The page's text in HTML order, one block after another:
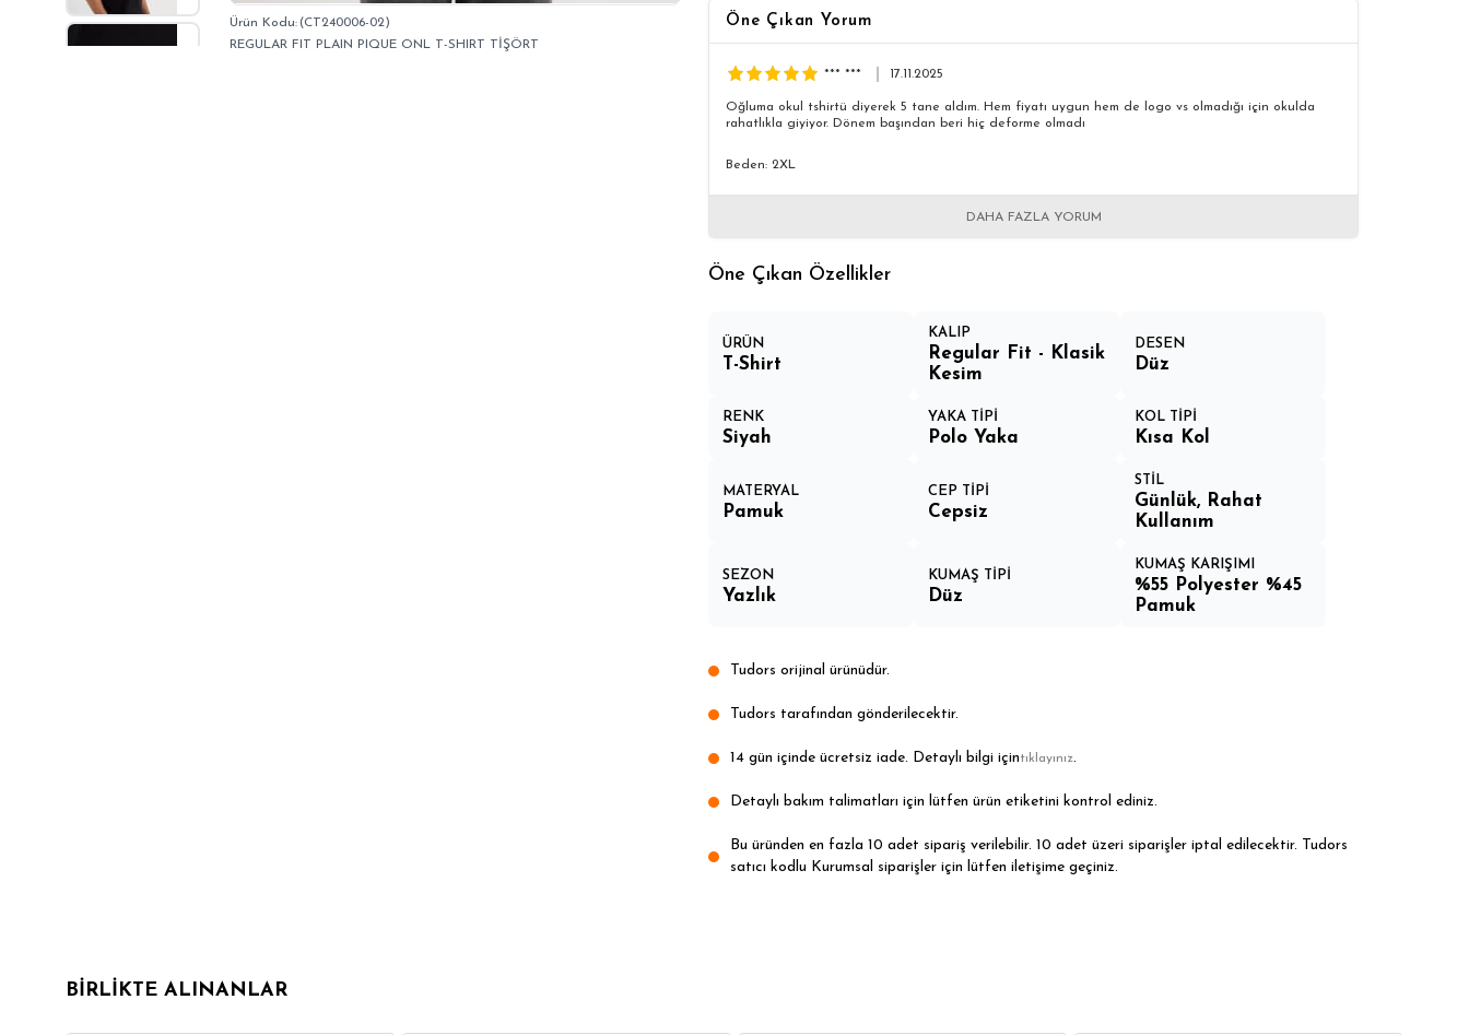
(CT240006-02)
REGULAR FIT PLAIN PIQUE ONL T-SHIRT TİŞÖRT
Öne Çıkan Yorum
*** *** 17.11.2025
Oğluma okul tshirtü diyerek 5 tane aldım. Hem fiyatı uygun hem de logo vs olmadığı için okulda
rahatlıkla giyiyor. Dönem başından beri hiç deforme olmadı
Beden: 2XL
DAHA FAZLA YORUM
Öne Çıkan Özellikler
ÜRÜN
T-Shirt
KALIP
Regular Fit - Klasik
Kesim
DESEN
Düz
RENK
Siyah
YAKA TİPİ
Polo Yaka
KOL TİPİ
Kısa Kol
MATERYAL
Pamuk
CEP TİPİ
Cepsiz
STİL
Günlük, Rahat
Kullanım
SEZON
Yazlık
KUMAŞ TİPİ
Düz
KUMAŞ KARIŞIMI
%55 Polyester %45
Pamuk
Tudors orijinal ürünüdür.
Tudors tarafından gönderilecektir.
14 gün içinde ücretsiz iade. Detaylı bilgi içintıklayınız.
Detaylı bakım talimatları için lütfen ürün etiketini kontrol ediniz.
Bu üründen en fazla 10 adet sipariş verilebilir. 10 adet üzeri siparişler iptal edilecektir. Tudors
satıcı kodlu Kurumsal siparişler için lütfen iletişime geçiniz.
BIRLIKTE ALINANLAR